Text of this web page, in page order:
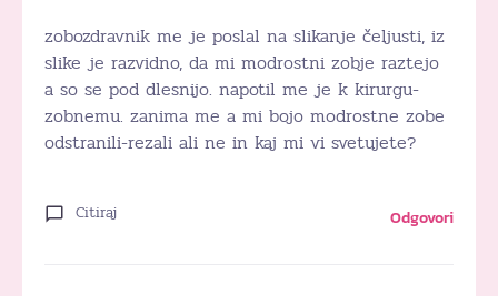
zobozdravnik me je poslal na slikanje čeljusti, iz
slike je razvidno, da mi modrostni zobje raztejo
a so se pod dlesnijo. napotil me je k kirurgu-
zobnemu. zanima me a mi bojo modrostne zobe
odstranili-rezali ali ne in kaj mi vi svetujete?
Citiraj Odgovori